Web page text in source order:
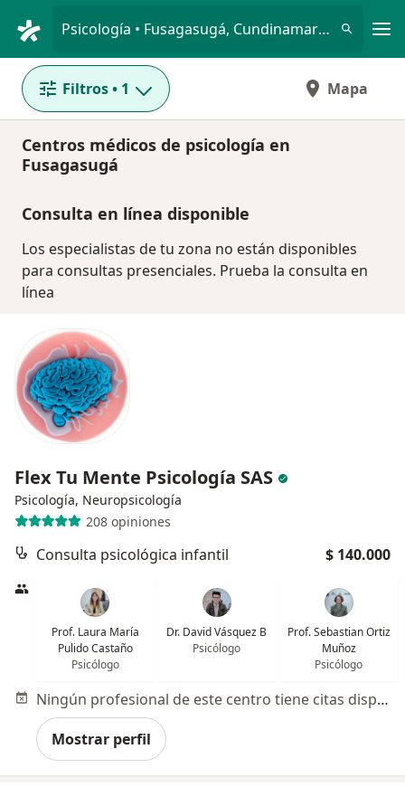
Psicología • Fusagasugá, Cundinamarca
Filtros• 1 Mapa
Centros médicos de psicología en
Fusagasugá
Consulta en línea disponible
Los especialistas de tu zona no están disponibles
para consultas presenciales. Prueba la consulta en
línea
Flex Tu Mente Psicología SAS
Psicología, Neuropsicología
208 opiniones
Consulta psicológica infantil $ 140.000
Prof. Laura María
Pulido Castaño
Psicólogo
Dr. David Vásquez B
Psicólogo
Prof. Sebastian Ortiz
Muñoz
Psicólogo
Ningún profesional de este centro tiene citas disponibles
Mostrar perfil